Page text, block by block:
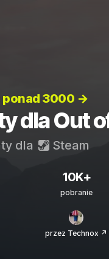
ponad 3000 →
dla Out
dla Steam
10K+
pobranie
przez Technox ↗